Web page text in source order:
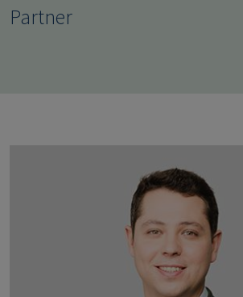
Partner